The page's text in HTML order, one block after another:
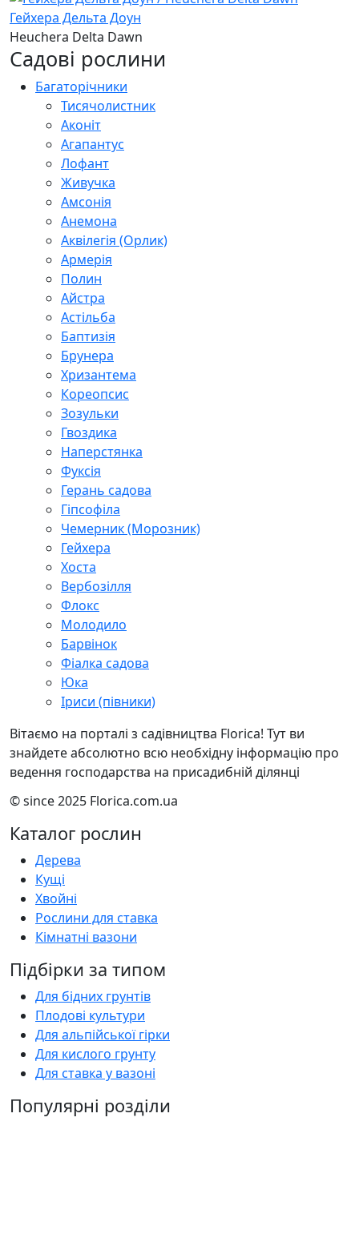
Гейхера Дельта Доун
Heuchera Delta Dawn
Садові рослини
Багаторічники
Тисячолистник
Аконіт
Агапантус
Лофант
Живучка
Амсонія
Анемона
Аквілегія (Орлик)
Армерія
Полин
Айстра
Астільба
Баптизія
Брунера
Хризантема
Кореопсис
Зозульки
Гвоздика
Наперстянка
Фуксія
Герань садова
Гіпсофіла
Чемерник (Морозник)
Гейхера
Хоста
Вербозілля
Флокс
Молодило
Барвінок
Фіалка садова
Юка
Іриси (півники)
Вітаємо на порталі з садівництва Florica! Тут ви
знайдете абсолютно всю необхідну інформацію про
ведення господарства на присадибній ділянці
© since 2025 Florica.com.ua
Каталог рослин
Дерева
Кущі
Хвойні
Рослини для ставка
Кімнатні вазони
Підбірки за типом
Для бідних грунтів
Плодові культури
Для альпійської гірки
Для кислого грунту
Для ставка у вазоні
Популярні розділи